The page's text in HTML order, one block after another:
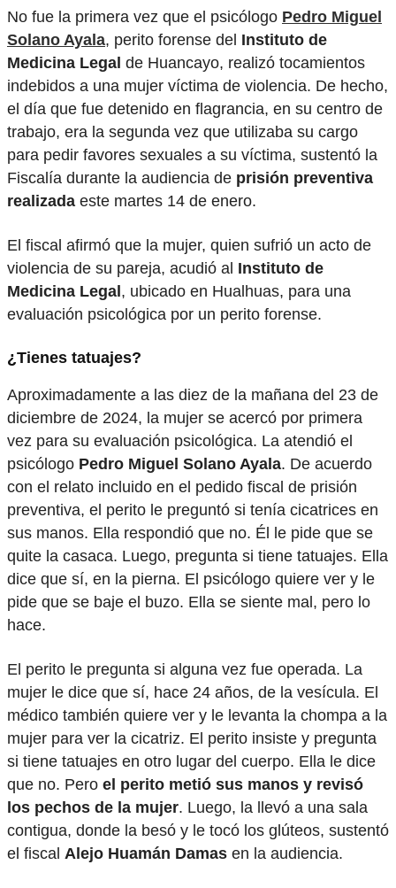
No fue la primera vez que el psicólogo Pedro Miguel
Solano Ayala, perito forense del Instituto de
Medicina Legal de Huancayo, realizó tocamientos
indebidos a una mujer víctima de violencia. De hecho,
el día que fue detenido en flagrancia, en su centro de
trabajo, era la segunda vez que utilizaba su cargo
para pedir favores sexuales a su víctima, sustentó la
Fiscalía durante la audiencia de prisión preventiva
realizada este martes 14 de enero.
El fiscal afirmó que la mujer, quien sufrió un acto de
violencia de su pareja, acudió al Instituto de
Medicina Legal , ubicado en Hualhuas, para una
evaluación psicológica por un perito forense.
¿Tienes tatuajes?
Aproximadamente a las diez de la mañana del 23 de
diciembre de 2024, la mujer se acercó por primera
vez para su evaluación psicológica. La atendió el
psicólogo Pedro Miguel Solano Ayala. De acuerdo
con el relato incluido en el pedido fiscal de prisión
preventiva, el perito le preguntó si tenía cicatrices en
sus manos. Ella respondió que no. Él le pide que se
quite la casaca. Luego, pregunta si tiene tatuajes. Ella
dice que sí, en la pierna. El psicólogo quiere ver y le
pide que se baje el buzo. Ella se siente mal, pero lo
hace.
El perito le pregunta si alguna vez fue operada. La
mujer le dice que sí, hace 24 años, de la vesícula. El
médico también quiere ver y le levanta la chompa a la
mujer para ver la cicatriz. El perito insiste y pregunta
si tiene tatuajes en otro lugar del cuerpo. Ella le dice
que no. Pero el perito metió sus manos y revisó
los pechos de la mujer. Luego, la llevó a una sala
contigua, donde la besó y le tocó los glúteos, sustentó
el fiscal Alejo Huamán Damas en la audiencia.